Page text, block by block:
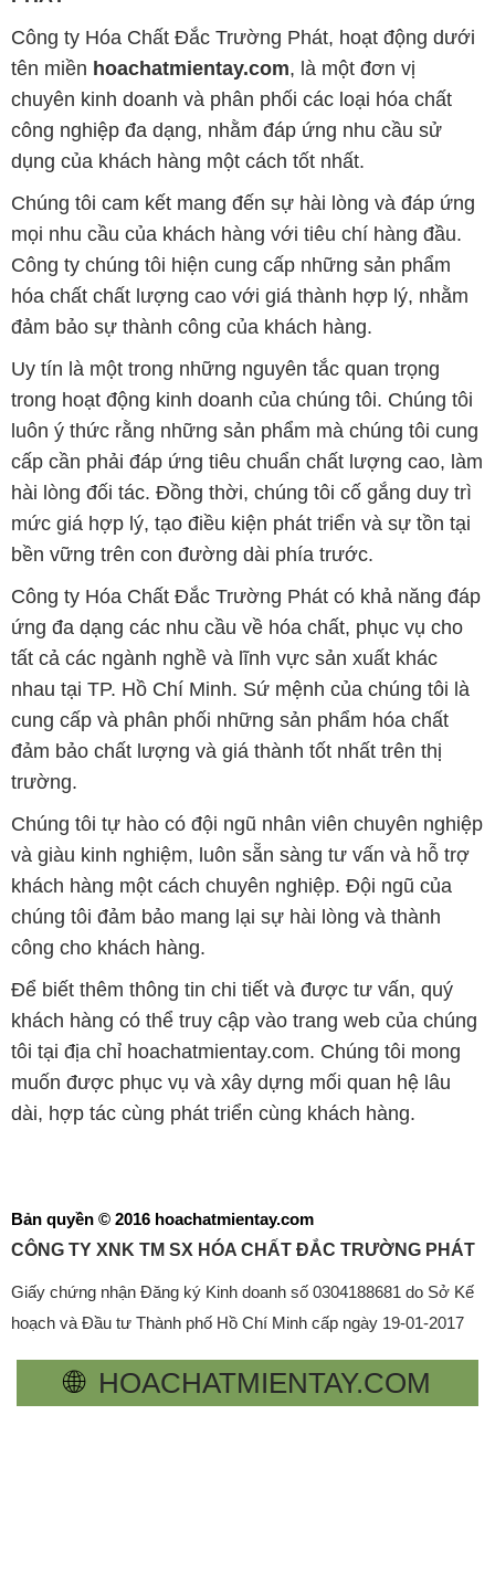
Công ty Hóa Chất Đắc Trường Phát, hoạt động dưới
tên miền hoachatmientay.com, là một đơn vị
chuyên kinh doanh và phân phối các loại hóa chất
công nghiệp đa dạng, nhằm đáp ứng nhu cầu sử
dụng của khách hàng một cách tốt nhất.
Chúng tôi cam kết mang đến sự hài lòng và đáp ứng
mọi nhu cầu của khách hàng với tiêu chí hàng đầu.
Công ty chúng tôi hiện cung cấp những sản phẩm
hóa chất chất lượng cao với giá thành hợp lý, nhằm
đảm bảo sự thành công của khách hàng.
Uy tín là một trong những nguyên tắc quan trọng
trong hoạt động kinh doanh của chúng tôi. Chúng tôi
luôn ý thức rằng những sản phẩm mà chúng tôi cung
cấp cần phải đáp ứng tiêu chuẩn chất lượng cao, làm
hài lòng đối tác. Đồng thời, chúng tôi cố gắng duy trì
mức giá hợp lý, tạo điều kiện phát triển và sự tồn tại
bền vững trên con đường dài phía trước.
Công ty Hóa Chất Đắc Trường Phát có khả năng đáp
ứng đa dạng các nhu cầu về hóa chất, phục vụ cho
tất cả các ngành nghề và lĩnh vực sản xuất khác
nhau tại TP. Hồ Chí Minh. Sứ mệnh của chúng tôi là
cung cấp và phân phối những sản phẩm hóa chất
đảm bảo chất lượng và giá thành tốt nhất trên thị
trường.
Chúng tôi tự hào có đội ngũ nhân viên chuyên nghiệp
và giàu kinh nghiệm, luôn sẵn sàng tư vấn và hỗ trợ
khách hàng một cách chuyên nghiệp. Đội ngũ của
chúng tôi đảm bảo mang lại sự hài lòng và thành
công cho khách hàng.
Để biết thêm thông tin chi tiết và được tư vấn, quý
khách hàng có thể truy cập vào trang web của chúng
tôi tại địa chỉ hoachatmientay.com. Chúng tôi mong
muốn được phục vụ và xây dựng mối quan hệ lâu
dài, hợp tác cùng phát triển cùng khách hàng.
Bản quyền © 2016 hoachatmientay.com
CÔNG TY XNK TM SX HÓA CHẤT ĐẮC TRƯỜNG PHÁT
Giấy chứng nhận Đăng ký Kinh doanh số 0304188681 do Sở Kế
hoạch và Đầu tư Thành phố Hồ Chí Minh cấp ngày 19-01-2017
🌐 HOACHATMIENTAY.COM